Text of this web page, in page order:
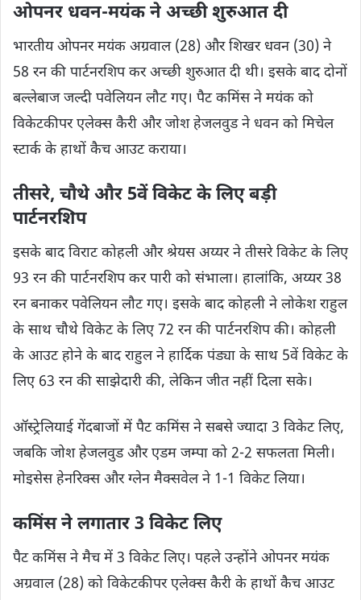
ओपनर धवन-मयंक ने अच्छी शुरुआत दी
भारतीय ओपनर मयंक अग्रवाल (28) और शिखर धवन (30) ने
58 रन की पार्टनरशिप कर अच्छी शुरुआत दी थी। इसके बाद दोनों
बल्लेबाज जल्दी पवेलियन लौट गए। पैट कमिंस ने मयंक को
विकेटकीपर एलेक्स कैरी और जोश हेजलवुड ने धवन को मिचेल
स्टार्क के हाथों कैच आउट कराया।
तीसरे, चौथे और 5वें विकेट के लिए बड़ी
पार्टनरशिप
इसके बाद विराट कोहली और श्रेयस अय्यर ने तीसरे विकेट के लिए
93 रन की पार्टनरशिप कर पारी को संभाला। हालांकि, अय्यर 38
रन बनाकर पवेलियन लौट गए। इसके बाद कोहली ने लोकेश राहुल
के साथ चौथे विकेट के लिए 72 रन की पार्टनरशिप की। कोहली
के आउट होने के बाद राहुल ने हार्दिक पंड्या के साथ 5वें विकेट के
लिए 63 रन की साझेदारी की, लेकिन जीत नहीं दिला सके।
ऑस्ट्रेलियाई गेंदबाजों में पैट कमिंस ने सबसे ज्यादा 3 विकेट लिए,
जबकि जोश हेजलवुड और एडम जम्पा को 2-2 सफलता मिली।
मोइसेस हेनरिक्स और ग्लेन मैक्सवेल ने 1-1 विकेट लिया।
कमिंस ने लगातार 3 विकेट लिए
पैट कमिंस ने मैच में 3 विकेट लिए। पहले उन्होंने ओपनर मयंक
अग्रवाल (28) को विकेटकीपर एलेक्स कैरी के हाथों कैच आउट